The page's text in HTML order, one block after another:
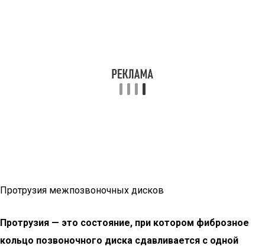
Протрузия межпозвоночных дисков
Протрузия — это состояние, при котором фиброзное
кольцо позвоночного диска сдавливается с одной